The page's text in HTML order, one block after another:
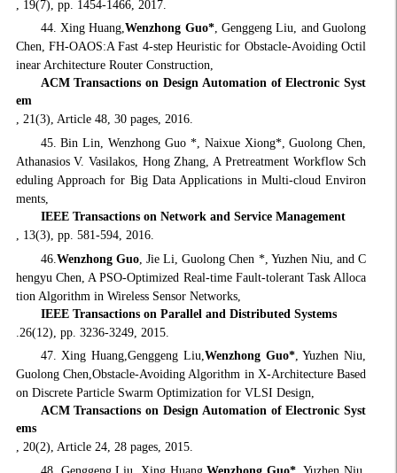
, 19(7), pp. 1454-1466, 2017.
44. Xing Huang,Wenzhong Guo*, Genggeng Liu, and Guolong
Chen, FH-OAOS:A Fast 4-step Heuristic for Obstacle-Avoiding Octil
inear Architecture Router Construction,
ACM Transactions on Design Automation of Electronic Syst
em
, 21(3), Article 48, 30 pages, 2016.
45. Bin Lin, Wenzhong Guo *, Naixue Xiong*, Guolong Chen,
Athanasios V. Vasilakos, Hong Zhang, A Pretreatment Workflow Sch
eduling Approach for Big Data Applications in Multi-cloud Environ
ments,
IEEE Transactions on Network and Service Management
, 13(3), pp. 581-594, 2016.
46. Wenzhong Guo, Jie Li, Guolong Chen *, Yuzhen Niu, and C
hengyu Chen, A PSO-Optimized Real-time Fault-tolerant Task Alloca
tion Algorithm in Wireless Sensor Networks,
IEEE Transactions on Parallel and Distributed Systems
.26(12), pp. 3236-3249, 2015.
47. Xing Huang,Genggeng Liu,Wenzhong Guo*, Yuzhen Niu,
Guolong Chen,Obstacle-Avoiding Algorithm in X-Architecture Based
on Discrete Particle Swarm Optimization for VLSI Design,
ACM Transactions on Design Automation of Electronic Syst
ems
, 20(2), Article 24, 28 pages, 2015.